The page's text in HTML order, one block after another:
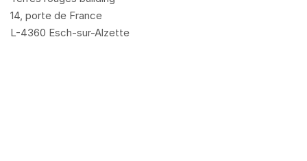
14, porte de France
L-4360 Esch-sur-Alzette